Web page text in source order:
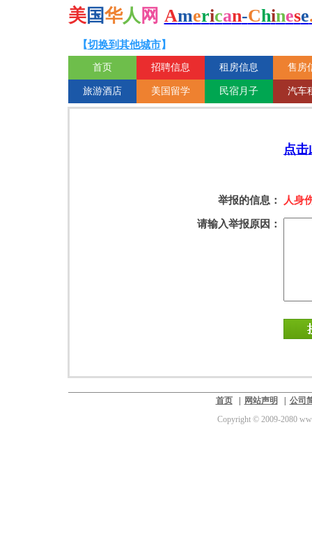
美国华人 网 American-Chinese
【切换到其他城市】
首页 招聘信息 租房信息 售房
旅游酒店 美国留学 民宿月子 汽车
点
举报的信息： 人身
请输入举报原因：
首页| 网站声明
公司
Copyright © 2009-2080